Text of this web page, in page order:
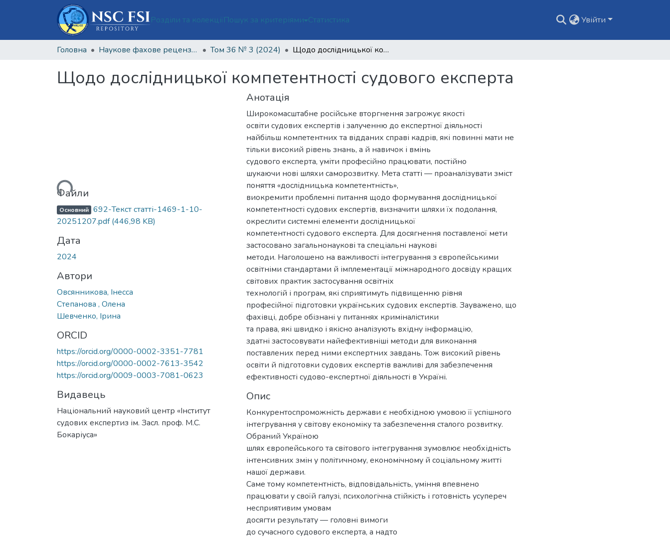
Розділи та колекціїПошук за критеріями Статистика Увійти
Головна Наукове фахове рецензоване видання відкритого доступу "Теорія та практика судової експертизи і криміналістики" Том 36 № 3 (2024) Щодо дослідницької компетентності судового експерта
Щодо дослідницької компетентності судового експерта
Вантажиться...
Файли
Основний 692-Текст статті-1469-1-10-
20251207.pdf(446,98 KB)
Дата
2024
Автори
Овсянникова, Інесса
Степанова , Олена
Шевченко, Ірина
ORCID
https://orcid.org/0000-0002-3351-7781
https://orcid.org/0000-0002-7613-3542
https://orcid.org/0009-0003-7081-0623
Видавець
Національний науковий центр «Інститут
судових експертиз ім. Засл. проф. М.С.
Бокаріуса»
Анотація
Широкомасштабне російське вторгнення загрожує якості
освіти судових експертів і залученню до експертної діяльності
найбільш компетентних та відданих справі кадрів, які повинні мати не
тільки високий рівень знань, а й навичок і вмінь
судового експерта, уміти професійно працювати, постійно
шукаючи нові шляхи саморозвитку. Мета статті — проаналізувати зміст
поняття «дослідницька компетентність»,
виокремити проблемні питання щодо формування дослідницької
компетентності судових експертів, визначити шляхи їх подолання,
окреслити системні елементи дослідницької
компетентності судового експерта. Для досягнення поставленої мети
застосовано загальнонаукові та спеціальні наукові
методи. Наголошено на важливості інтегрування з європейськими
освітніми стандартами й імплементації міжнародного досвіду кращих
світових практик застосування освітніх
технологій і програм, які сприятимуть підвищенню рівня
професійної підготовки українських судових експертів. Зауважено, що
фахівці, добре обізнані у питаннях криміналістики
та права, які швидко і якісно аналізують вхідну інформацію,
здатні застосовувати найефективніші методи для виконання
поставлених перед ними експертних завдань. Тож високий рівень
освіти й підготовки судових експертів важливі для забезпечення
ефективності судово-експертної діяльності в Україні.
Опис
Конкурентоспроможність держави є необхідною умовою її успішного
інтегрування у світову економіку та забезпечення сталого розвитку.
Обраний Україною
шлях європейського та світового інтегрування зумовлює необхідність
інтенсивних змін у політичному, економічному й соціальному житті
нашої держави.
Саме тому компетентність, відповідальність, уміння впевнено
працювати у своїй галузі, психологічна стійкість і готовність усупереч
несприятивим умовам
досягти результату — головні вимоги
до сучасного судового експерта, а надто